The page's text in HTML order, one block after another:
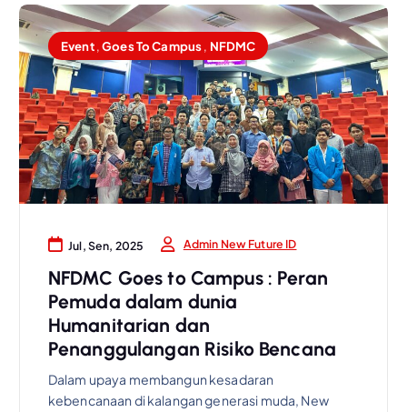
Event,Goes To Campus, NFDMC
Jul, Sen, 2025 Admin New Future ID
NFDMC Goes to Campus : Peran
Pemuda dalam dunia
Humanitarian dan
Penanggulangan Risiko Bencana
Dalam upaya membangun kesadaran
kebencanaan di kalangan generasi muda, New